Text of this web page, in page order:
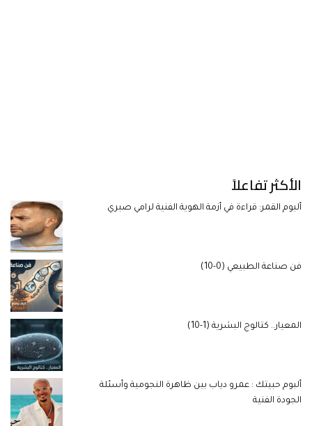
الأكثر تفاعلاً
ألبوم القمر: قراءة في أزمة الهوية الفنية لرامي صبري
فن صناعة الطبيعي (0-10)
المعيار.. كتالوج البشرية (1-10)
ألبوم حبيتك : عمرو دياب بين ظاهرة النجومية وأسئلة
الجودة الفنية